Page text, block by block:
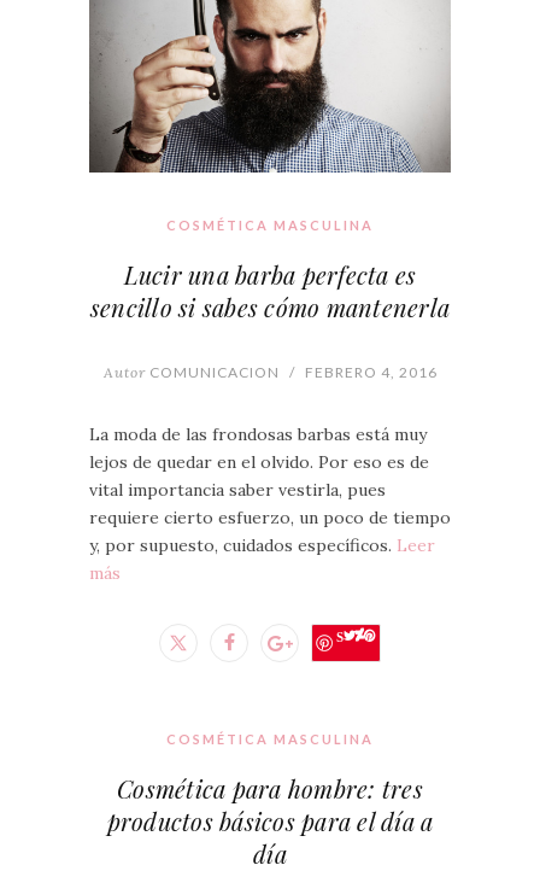
COSMÉTICA MASCULINA
Lucir una barba perfecta es
sencillo si sabes cómo mantenerla
AutorCOMUNICACION / FEBRERO 4, 2016
La moda de las frondosas barbas está muy
lejos de quedar en el olvido. Por eso es de
vital importancia saber vestirla, pues
requiere cierto esfuerzo, un poco de tiempo
y, por supuesto, cuidados específicos. Leer
más
Save
COSMÉTICA MASCULINA
Cosmética para hombre: tres
productos básicos para el día a
día